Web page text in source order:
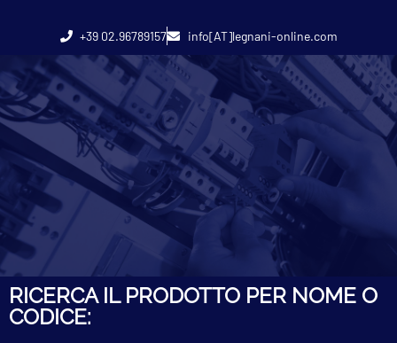
+39 02.96789157 info[AT]legnani-online.com
RICERCA IL PRODOTTO PER NOME O
CODICE: